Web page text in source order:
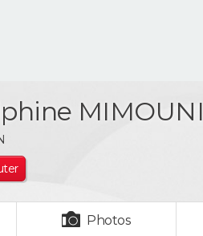
MIMOUNI
Photos